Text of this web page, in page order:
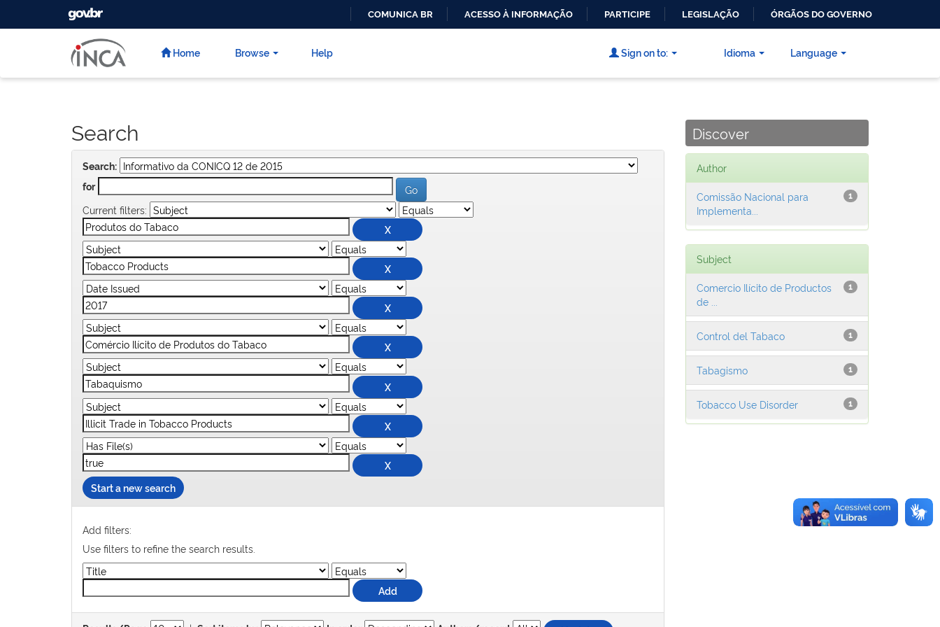
CONTEÚDO
GOVBR
COMUNICA BR ACESSO À INFORMAÇÃO PARTICIPE LEGISLAÇÃO ÓRGÃOS DO GOVERNO
Home Browse Help Language
Sign on to: Idioma
Search
Search:
for
Current filters:
Start a new search
Add filters:
Use filters to refine the search results.
Discover
Author
1
Comissão Nacional para
Implementa...
Subject
1
Comercio Ilícito de Productos
de ...
1
Control del Tabaco
1
Tabagismo
1
Tobacco Use Disorder